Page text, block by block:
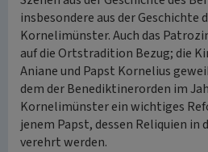
insbesondere aus der Geschichte
Kornelimünster. Auch das
auf die Ortstradition Bezug; die
Aniane und Papst Kornelius
dem der Benediktinerorden im
Kornelimünster ein wichtiges
jenem Papst, dessen Reliquien
verehrt werden.